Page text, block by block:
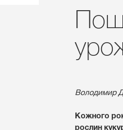
Володимир
Кожного
рослин